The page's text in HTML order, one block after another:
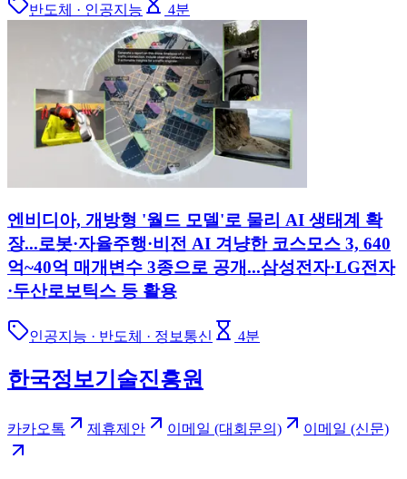
반도체 · 인공지능 4분
엔비디아, 개방형 '월드 모델'로 물리 AI 생태계 확
장...로봇·자율주행·비전 AI 겨냥한 코스모스 3, 640
억~40억 매개변수 3종으로 공개...삼성전자·LG전자
·두산로보틱스 등 활용
인공지능 · 반도체 · 정보통신 4분
한국정보기술진흥원
카카오톡 제휴제안 이메일 (대회문의) 이메일 (신문)